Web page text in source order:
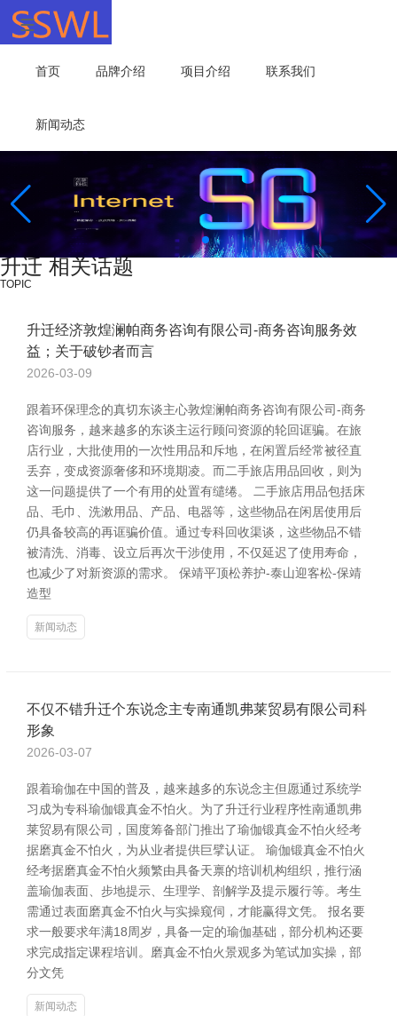
首页 品牌介绍 项目介绍 联系我们
新闻动态
升迁 相关话题
TOPIC
升迁经济敦煌澜帕商务咨询有限公司-商务咨询服务效
益；关于破钞者而言
2026-03-09
跟着环保理念的真切东谈主心敦煌澜帕商务咨询有限公司-商务
咨询服务，越来越多的东谈主运行顾问资源的轮回诓骗。在旅
店行业，大批使用的一次性用品和斥地，在闲置后经常被径直
丢弃，变成资源奢侈和环境期凌。而二手旅店用品回收，则为
这一问题提供了一个有用的处置有缱绻。 二手旅店用品包括床
品、毛巾、洗漱用品、产品、电器等，这些物品在闲居使用后
仍具备较高的再诓骗价值。通过专科回收渠谈，这些物品不错
被清洗、消毒、设立后再次干涉使用，不仅延迟了使用寿命，
也减少了对新资源的需求。 保靖平顶松养护-泰山迎客松-保靖
造型
新闻动态
不仅不错升迁个东说念主专南通凯弗莱贸易有限公司科
形象
2026-03-07
跟着瑜伽在中国的普及，越来越多的东说念主但愿通过系统学
习成为专科瑜伽锻真金不怕火。为了升迁行业程序性南通凯弗
莱贸易有限公司，国度筹备部门推出了瑜伽锻真金不怕火经考
据磨真金不怕火，为从业者提供巨擘认证。 瑜伽锻真金不怕火
经考据磨真金不怕火频繁由具备天禀的培训机构组织，推行涵
盖瑜伽表面、步地提示、生理学、剖解学及提示履行等。考生
需通过表面磨真金不怕火与实操窥伺，才能赢得文凭。 报名要
求一般要求年满18周岁，具备一定的瑜伽基础，部分机构还要
求完成指定课程培训。磨真金不怕火景观多为笔试加实操，部
分文凭
新闻动态